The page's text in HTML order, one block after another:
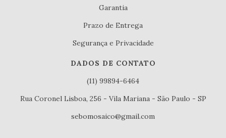
Garantia
Prazo de Entrega
Segurança e Privacidade
DADOS DE CONTATO
(11) 99894-6464
Rua Coronel Lisboa, 256 - Vila Mariana - São Paulo - SP
sebomosaico@gmail.com